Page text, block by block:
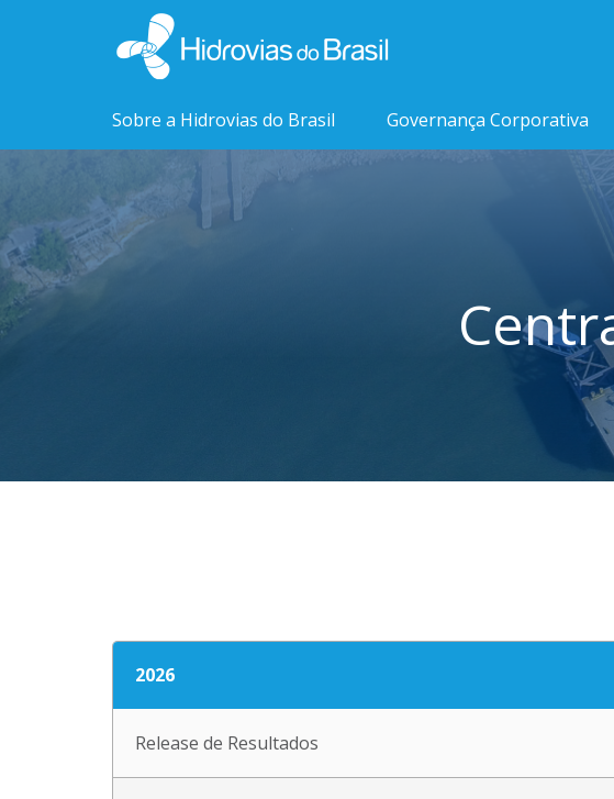
Sobre a Hidrovias do Brasil Governança Corporativa
2026
Release de Resultados